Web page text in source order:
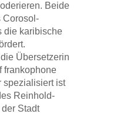
Beide
Corosol-
die karibische
Übersetzerin
frankophone
spezialisiert ist
Reinhold-
Stadt